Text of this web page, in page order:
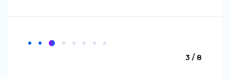
3 / 8